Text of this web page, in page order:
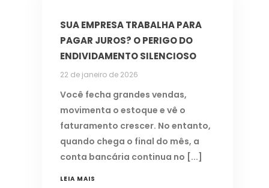
SUA EMPRESA TRABALHA PARA
PAGAR JUROS? O PERIGO DO
ENDIVIDAMENTO SILENCIOSO
22 de janeiro de 2026
Você fecha grandes vendas,
movimenta o estoque e vê o
faturamento crescer. No entanto,
quando chega o final do mês, a
conta bancária continua no
LEIA MAIS